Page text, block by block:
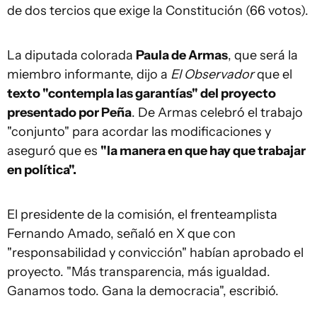
de dos tercios que exige la Constitución (66 votos).
La diputada colorada Paula de Armas, que será la
miembro informante, dijo a El Observadorque el
texto "contempla las garantías" del proyecto
presentado por Peña. De Armas celebró el trabajo
"conjunto" para acordar las modificaciones y
aseguró que es "la manera en que hay que trabajar
en política".
El presidente de la comisión, el frenteamplista
Fernando Amado, señaló en X que con
"responsabilidad y convicción" habían aprobado el
proyecto. "Más transparencia, más igualdad.
Ganamos todo. Gana la democracia", escribió.